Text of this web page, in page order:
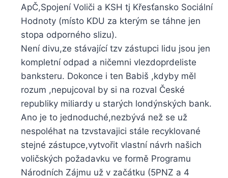
ApČ,Spojení Voliči a KSH tj Křesťansko Sociální
Hodnoty (místo KDU za kterým se táhne jen
stopa odporného slizu).
Není divu,ze stávající tzv zástupci lidu jsou jen
kompletní odpad a ničemni vlezdoprdeliste
banksteru. Dokonce i ten Babiš ,kdyby měl
rozum ,nepujcoval by si na rozval České
republiky miliardy u starých londýnských bank.
Ano je to jednoduché,nezbývá než se už
nespoléhat na tzvstavajici stále recyklované
stejné zástupce,vytvořit vlastní návrh našich
voličských požadavku ve formě Programu
Národních Zájmu už v začátku (5PNZ a 4